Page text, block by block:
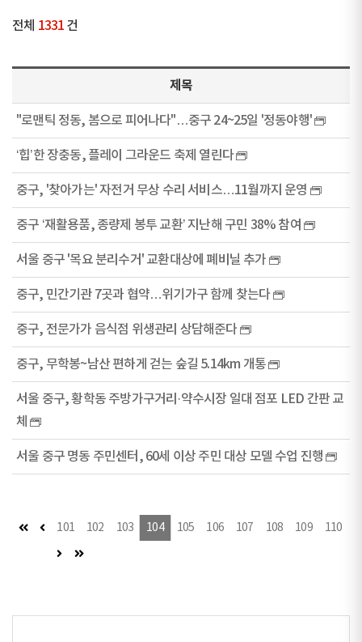
전체 1331 건
제목
"로맨틱 정동, 봄으로 피어나다"…중구 24~25일 '정동야행'
‘힙’한 장충동, 플레이 그라운드 축제 열린다
중구, '찾아가는' 자전거 무상 수리 서비스…11월까지 운영
중구 ‘재활용품, 종량제 봉투 교환’ 지난해 구민 38% 참여
서울 중구 '목요 분리수거' 교환대상에 폐비닐 추가
중구, 민간기관 7곳과 협약…위기가구 함께 찾는다
중구, 전문가가 음식점 위생관리 상담해준다
중구, 무학봉~남산 편하게 걷는 숲길 5.14km 개통
서울 중구, 황학동 주방가구거리·약수시장 일대 점포 LED 간판 교
체
서울 중구 명동 주민센터, 60세 이상 주민 대상 모델 수업 진행
첫 페이지
이전 페이지
101 102 103 104 105 106 107 108 109
110
다음 페이지마지막 페이지